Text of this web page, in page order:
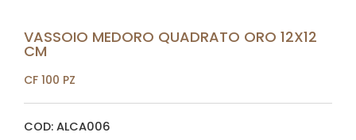
VASSOIO MEDORO QUADRATO ORO 12X12
CM
CF 100 PZ
COD: ALCA006